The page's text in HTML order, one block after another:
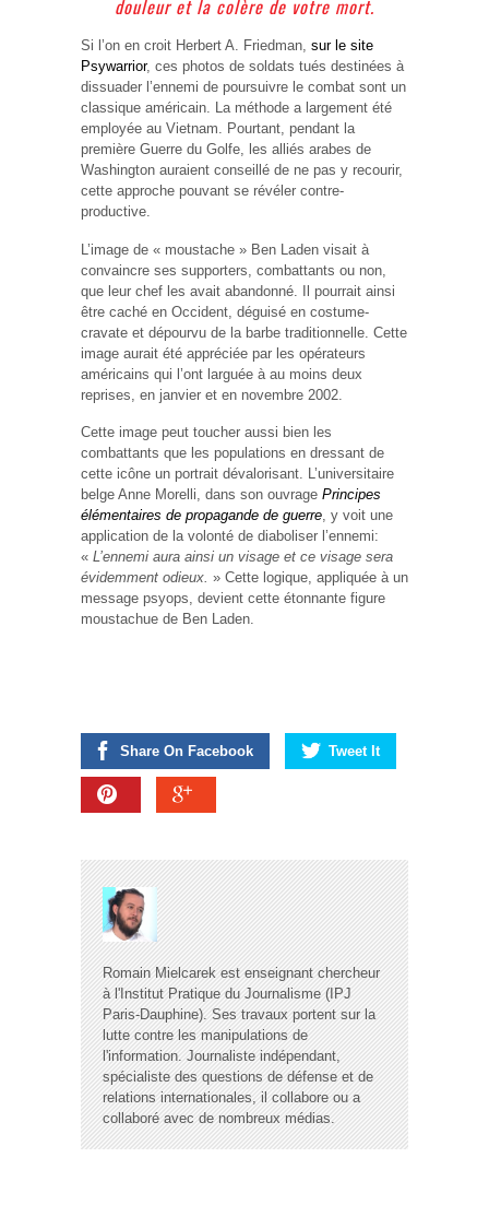
douleur et la colère de votre mort.
Si l’on en croit Herbert A. Friedman, sur le site
Psywarrior, ces photos de soldats tués destinées à
dissuader l’ennemi de poursuivre le combat sont un
classique américain. La méthode a largement été
employée au Vietnam. Pourtant, pendant la
première Guerre du Golfe, les alliés arabes de
Washington auraient conseillé de ne pas y recourir,
cette approche pouvant se révéler contre-
productive.
L’image de « moustache » Ben Laden visait à
convaincre ses supporters, combattants ou non,
que leur chef les avait abandonné. Il pourrait ainsi
être caché en Occident, déguisé en costume-
cravate et dépourvu de la barbe traditionnelle. Cette
image aurait été appréciée par les opérateurs
américains qui l’ont larguée à au moins deux
reprises, en janvier et en novembre 2002.
Cette image peut toucher aussi bien les
combattants que les populations en dressant de
cette icône un portrait dévalorisant. L’universitaire
belge Anne Morelli, dans son ouvrage Principes
élémentaires de propagande de guerre, y voit une
application de la volonté de diaboliser l’ennemi:
« L’ennemi aura ainsi un visage et ce visage sera
évidemment odieux. » Cette logique, appliquée à un
message psyops, devient cette étonnante figure
moustachue de Ben Laden.
Share On Facebook Tweet It
Romain Mielcarek est enseignant chercheur
à l'Institut Pratique du Journalisme (IPJ
Paris-Dauphine). Ses travaux portent sur la
lutte contre les manipulations de
l'information. Journaliste indépendant,
spécialiste des questions de défense et de
relations internationales, il collabore ou a
collaboré avec de nombreux médias.